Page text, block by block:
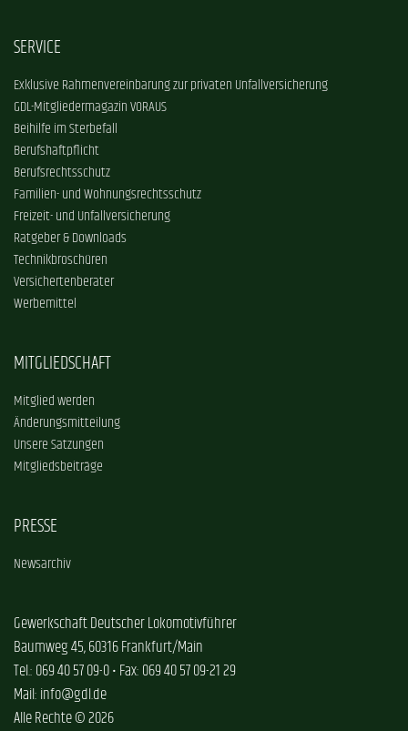
SERVICE
Exklusive Rahmenvereinbarung zur privaten Unfallversicherung
GDL-Mitgliedermagazin VORAUS
Beihilfe im Sterbefall
Berufshaftpflicht
Berufsrechtsschutz
Familien- und Wohnungsrechtsschutz
Freizeit- und Unfallversicherung
Ratgeber & Downloads
Technikbroschüren
Versichertenberater
Werbemittel
MITGLIEDSCHAFT
Mitglied werden
Änderungsmitteilung
Unsere Satzungen
Mitgliedsbeiträge
PRESSE
Newsarchiv
Gewerkschaft Deutscher Lokomotivführer
Baumweg 45, 60316 Frankfurt/Main
Tel.: 069 40 57 09-0 • Fax: 069 40 57 09-21 29
Mail: info@gdl.de
Alle Rechte © 2026